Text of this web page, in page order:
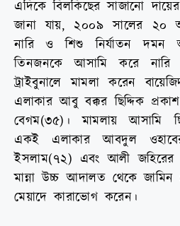
এদিকে বিলকিছের সাজানো
জানা যায়, ২০০৯ সালের ২০
নারি ও শিশু নির্যাতন দমন
তিনজনকে আসামি করে
ট্রাইবুনালে মামলা করেন
এলাকার আবু বক্কর ছিদ্দিক
বেগম(৩৫)। মামলায় আসামি
একই এলাকার আবদুল
ইসলাম(৭২) এবং আলী
মান্না উচ্চ আদালত থেকে জামিন
মেয়াদে কারাভোগ করেন।